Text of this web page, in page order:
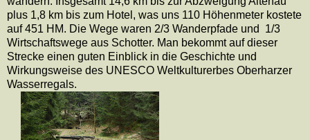
plus 1,8 km bis zum Hotel, was uns 110 Höhenmeter kostete
auf 451 HM. Die Wege waren 2/3 Wanderpfade und
1/3
Wirtschaftswege aus Schotter. Man bekommt auf dieser
Strecke einen guten Einblick in die Geschichte und
Wirkungsweise des UNESCO Weltkulturerbes Oberharzer
Wasserregals.